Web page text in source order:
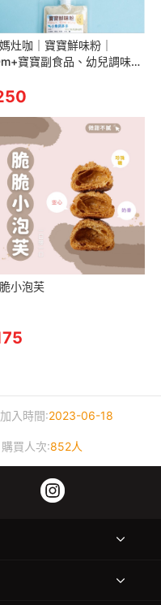
灶咖｜寶寶鮮味粉｜
寶寶副食品、幼兒調味
小泡芙
加入時間:2023-06-18
購買人次:852人